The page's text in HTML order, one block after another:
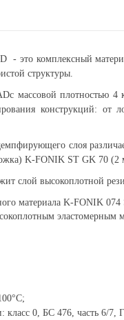
- это комплексный
структуры.
с массовой плотностью 4
конструкций:
слоя
K-FONIK ST GK 70
слой высокоплотной
материала K-FONIK 074
эластомерным
класс 0, БС 476, часть 6/7,